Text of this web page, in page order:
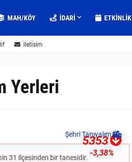
MAH/KÖY IDARI ETKINLIK
iletisim
Yerleri
5353
-3,38%
Şehri Tanıyalım
31 ilçesinden bir tanesidir.